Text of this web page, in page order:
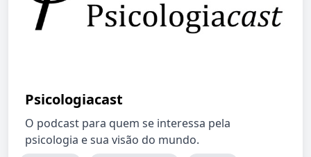
Psicologiacast
O podcast para quem se interessa pela
psicologia e sua visão do mundo.